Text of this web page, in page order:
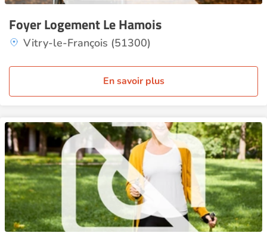
Foyer Logement Le Hamois
Vitry-le-François (51300)
En savoir plus